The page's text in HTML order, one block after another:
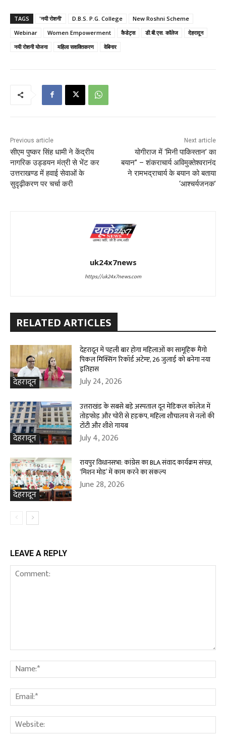
TAGS 'नयी रोशनी' D.B.S. P.G. College
New Roshni Scheme
Webinar
Women Empowerment कैडेट्स ​डी.बी.एस. कॉलेज
देहरादून
नयी रोशनी योजना
महिला सशक्तिकरण वेबिनार
Previous article
सीएम पुष्कर सिंह धामी ने केंद्रीय
नागरिक उड्डयन मंत्री से भेंट कर
उत्तराखण्ड में हवाई सेवाओं के
सुदृढ़ीकरण पर चर्चा करी
Next article
योगीराज में ‘मिनी पाकिस्तान’ का
बयान” – शंकराचार्य अविमुक्तेश्वरानंद
ने रामभद्राचार्य के बयान को बताया
‘आश्चर्यजनक’
uk24x7news
https://uk24x7news.com
RELATED ARTICLES
देहरादून
देहरादून में पहली बार होगा महिलाओं का सामूहिक मैंगो
पिकल मिक्सिंग रिकॉर्ड अटेम्प्ट, 26 जुलाई को बनेगा नया
इतिहास
July 24, 2026
देहरादून
उत्तराखंड के सबसे बड़े अस्पताल दून मेडिकल कॉलेज में
तोड़फोड़ और चोरी से हड़कंप, महिला शौचालय से नलों की
टोंटी और शीशे गायब
July 4, 2026
देहरादून
रायपुर विधानसभा: कांग्रेस का BLA संवाद कार्यक्रम संपन्न,
‘मिशन मोड’ में काम करने का संकल्प
June 28, 2026
LEAVE A REPLY
Comment: